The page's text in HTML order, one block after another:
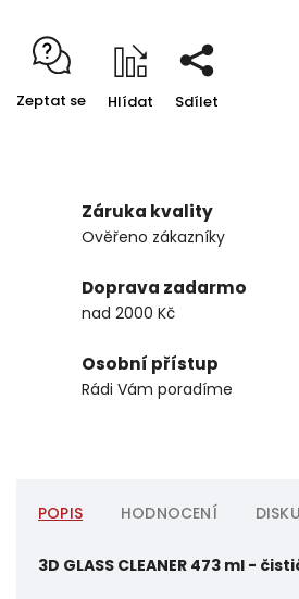
Zeptat se Hlídat Sdílet
Záruka kvality
Ověřeno zákazníky
Doprava zadarmo
nad 2000 Kč
Osobní přístup
Rádi Vám poradíme
POPIS HODNOCENÍ
3D GLASS CLEANER 473 ml -